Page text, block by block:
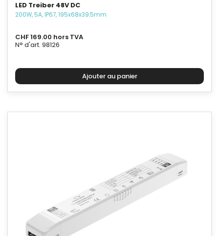
LED Treiber 48V DC
200W, 5A, IP67, 195x68x39.5mm
CHF 169.00 hors TVA
N° d'art. 98126